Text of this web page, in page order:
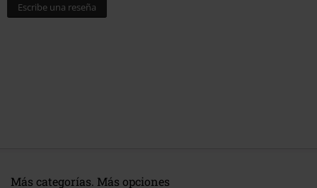
Escribe una reseña
Más categorías. Más opciones